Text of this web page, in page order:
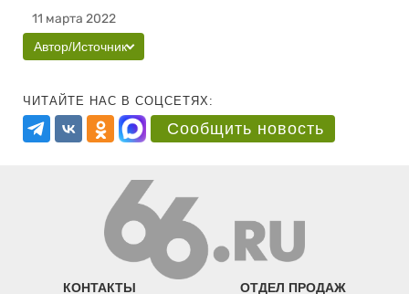
11 марта 2022
Автор/Источник
ЧИТАЙТЕ НАС В СОЦСЕТЯХ:
Сообщить новость
КОНТАКТЫ ОТДЕЛ ПРОДАЖ